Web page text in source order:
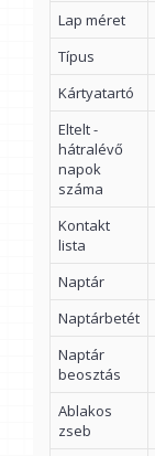
Lap méret
Típus
Kártyatartó
Eltelt -
hátralévő
napok
száma
Kontakt
lista
Naptár
Naptárbetét
Naptár
beosztás
Ablakos
zseb